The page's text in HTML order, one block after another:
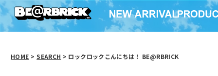
HOME > SEARCH > ロックロックこんにちは！ BE@RBRICK